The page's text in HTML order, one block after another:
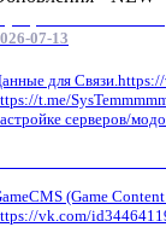
07-13
для
t.me/
серверов/
(Game
vk.com/